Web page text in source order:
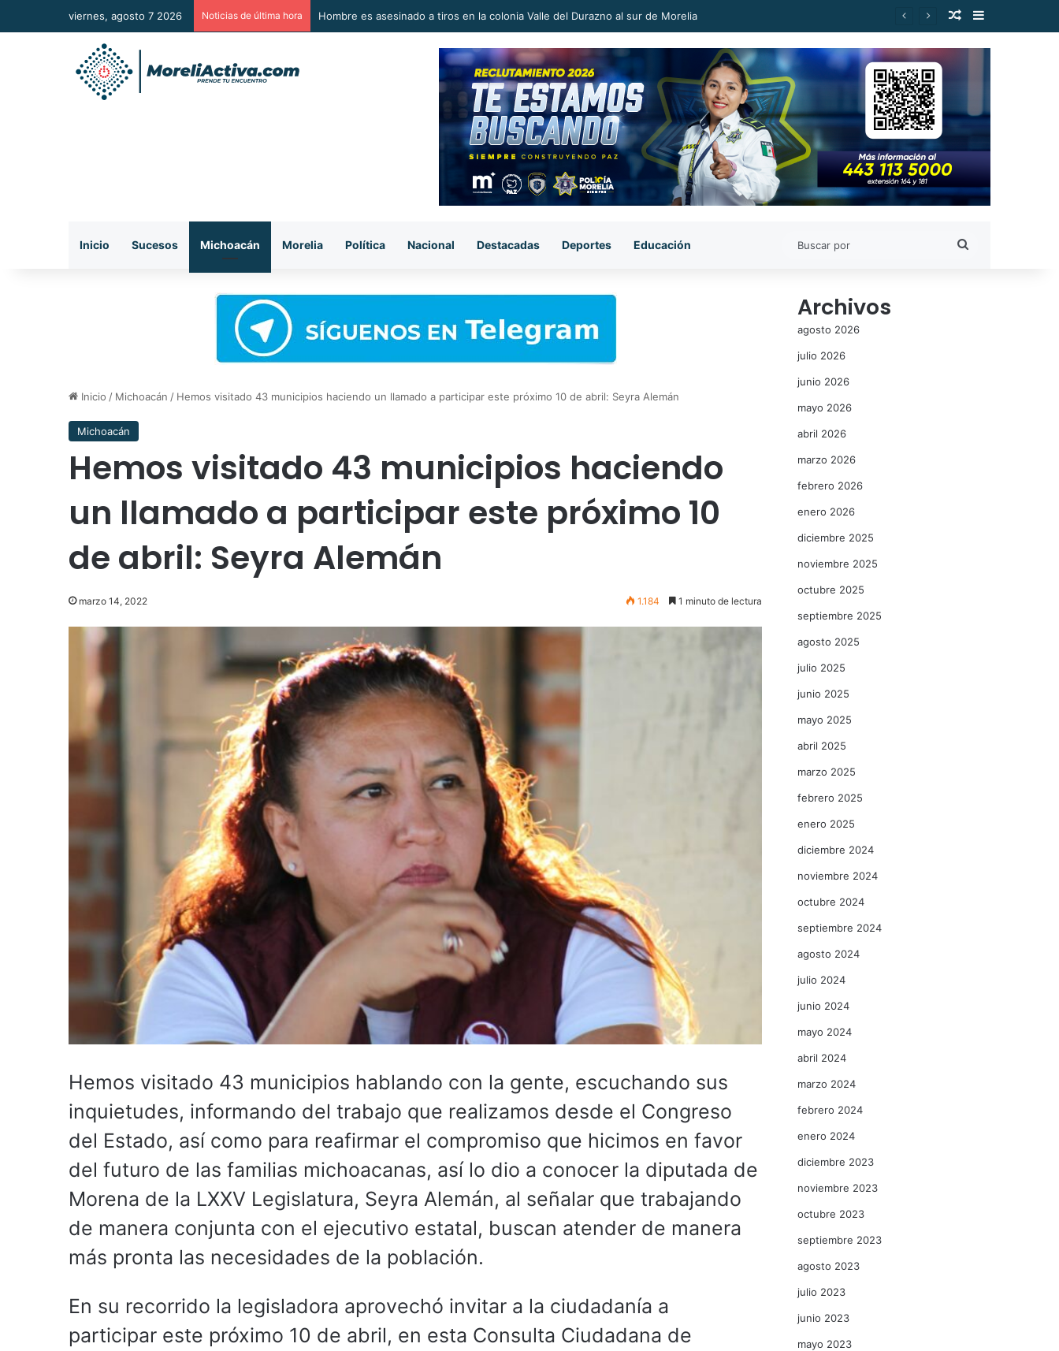
viernes, agosto 7 2026 Noticias de última hora A Sumar en la Reconstrucción del Tejido Social, Invita Rectora a Madres y Padres de Estudiantes Nicolaitas Publicación al
Barra lateral
Inicio Sucesos Michoacán Morelia Política Nacional Destacadas Deportes Educación
Inicio / Michoacán / Hemos visitado 43 municipios haciendo un llamado a participar este próximo 10 de abril: Seyra Alemán
Michoacán
Hemos visitado 43 municipios haciendo
un llamado a participar este próximo 10
de abril: Seyra Alemán
marzo 14, 2022 1.184 1 minuto de lectura
Hemos visitado 43 municipios hablando con la gente, escuchando sus
inquietudes, informando del trabajo que realizamos desde el Congreso
del Estado, así como para reafirmar el compromiso que hicimos en favor
del futuro de las familias michoacanas, así lo dio a conocer la diputada de
Morena de la LXXV Legislatura, Seyra Alemán, al señalar que trabajando
de manera conjunta con el ejecutivo estatal, buscan atender de manera
más pronta las necesidades de la población.
En su recorrido la legisladora aprovechó invitar a la ciudadanía a
participar este próximo 10 de abril, en esta Consulta Ciudadana de
Archivos
agosto 2026
julio 2026
junio 2026
mayo 2026
abril 2026
marzo 2026
febrero 2026
enero 2026
diciembre 2025
noviembre 2025
octubre 2025
septiembre 2025
agosto 2025
julio 2025
junio 2025
mayo 2025
abril 2025
marzo 2025
febrero 2025
enero 2025
diciembre 2024
noviembre 2024
octubre 2024
septiembre 2024
agosto 2024
julio 2024
junio 2024
mayo 2024
abril 2024
marzo 2024
febrero 2024
enero 2024
diciembre 2023
noviembre 2023
octubre 2023
septiembre 2023
agosto 2023
julio 2023
junio 2023
mayo 2023